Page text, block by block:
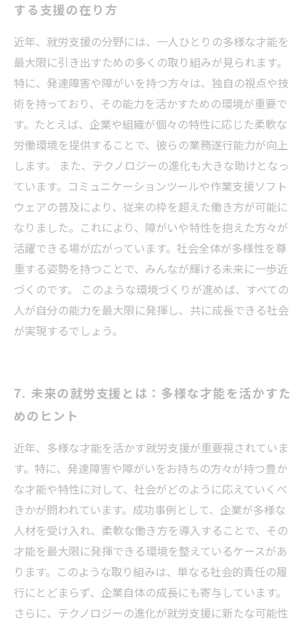
する支援の在り方
近年、就労支援の分野には、一人ひとりの多様な才能を
最大限に引き出すための多くの取り組みが見られます。
特に、発達障害や障がいを持つ方々は、独自の視点や技
術を持っており、その能力を活かすための環境が重要で
す。たとえば、企業や組織が個々の特性に応じた柔軟な
労働環境を提供することで、彼らの業務遂行能力が向上
します。 また、テクノロジーの進化も大きな助けとなっ
ています。コミュニケーションツールや作業支援ソフト
ウェアの普及により、従来の枠を超えた働き方が可能に
なりました。これにより、障がいや特性を抱えた方々が
活躍できる場が広がっています。社会全体が多様性を尊
重する姿勢を持つことで、みんなが輝ける未来に一歩近
づくのです。 このような環境づくりが進めば、すべての
人が自分の能力を最大限に発揮し、共に成長できる社会
が実現するでしょう。
7. 未来の就労支援とは：多様な才能を活かすた
めのヒント
近年、多様な才能を活かす就労支援が重要視されていま
す。特に、発達障害や障がいをお持ちの方々が持つ豊か
な才能や特性に対して、社会がどのように応えていくべ
きかが問われています。成功事例として、企業が多様な
人材を受け入れ、柔軟な働き方を導入することで、その
才能を最大限に発揮できる環境を整えているケースがあ
ります。このような取り組みは、単なる社会的責任の履
行にとどまらず、企業自体の成長にも寄与しています。
さらに、テクノロジーの進化が就労支援に新たな可能性